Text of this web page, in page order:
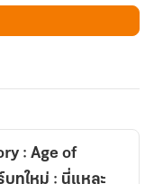
: Age of
ทใหม่ : นี่แหละ